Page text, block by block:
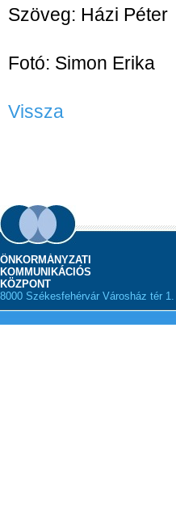
Szöveg: Házi Péter
Fotó: Simon Erika
Vissza
ÖNKORMÁNYZATI
KOMMUNIKÁCIÓS
KÖZPONT
8000 Székesfehérvár Városház tér 1.